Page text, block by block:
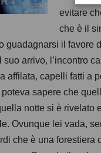
evitare
che è il
guadagnarsi il favore
arrivo, l’incontro
affilata, capelli fatti a
sapere che
notte si è
Ovunque lei vada,
che è una